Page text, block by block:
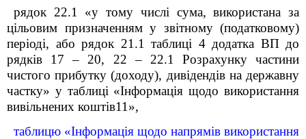
рядок 22.1 «у тому числі сума, використана за
цільовим призначенням у звітному (податковому)
періоді, або рядок 21.1 таблиці 4 додатка ВП до
рядків 17 – 20, 22 – 22.1 Розрахунку частини
чистого прибутку (доходу), дивідендів на державну
частку» у таблиці «Інформація щодо використання
вивільнених коштів11 »,
таблицю «Інформація щодо напрямів використання